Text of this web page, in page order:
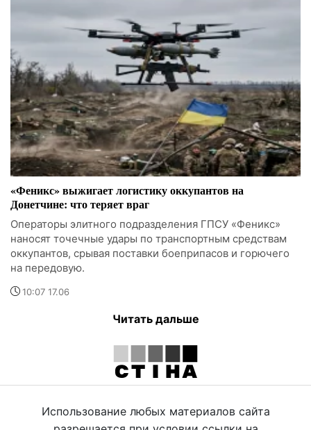
«Феникс» выжигает логистику оккупантов на
Донетчине: что теряет враг
Операторы элитного подразделения ГПСУ «Феникс»
наносят точечные удары по транспортным средствам
оккупантов, срывая поставки боеприпасов и горючего
на передовую.
10:07 17.06
Читать дальше
Использование любых материалов сайта